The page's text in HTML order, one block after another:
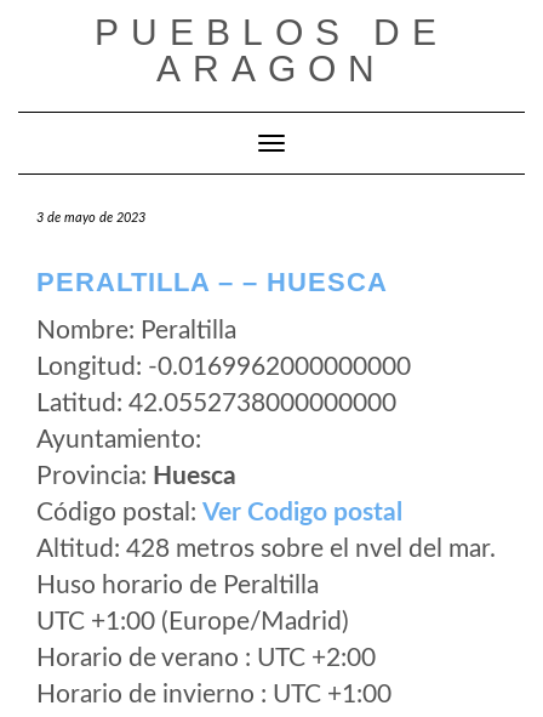
PUEBLOS DE
ARAGON
Cambiar modo de navegación
3 de mayo de 2023
PERALTILLA – – HUESCA
Nombre: Peraltilla
Longitud: -0.0169962000000000
Latitud: 42.0552738000000000
Ayuntamiento:
Provincia: Huesca
Código postal: Ver Codigo postal
Altitud: 428 metros sobre el nvel del mar.
Huso horario de Peraltilla
UTC +1:00 (Europe/Madrid)
Horario de verano : UTC +2:00
Horario de invierno : UTC +1:00